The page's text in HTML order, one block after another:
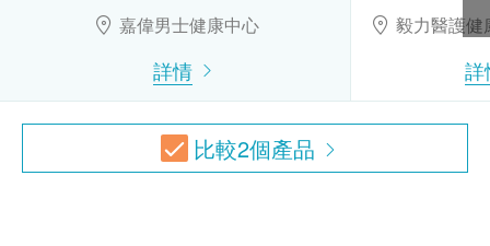
告；
(2) 電話講解報告：客戶需於講解報告前到本中心
領取驗身報告，並預約本中心醫生或註冊護士透過
電話戶講解報告。如需他人代領取驗身報告，代領
者需帶同授權書及該客戶之身分證副本到本中心領
取有關報告。
嘉偉男士健康中心
詳情
毅力醫護健
詳
比較2個產品